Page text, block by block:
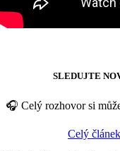
SLEDUJTE
🎧 Celý rozhovor si
Celý